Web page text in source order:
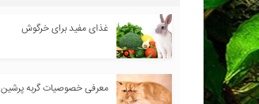
غذای مفید برای خرگوش
معرفی خصوصیات گربه پرشین